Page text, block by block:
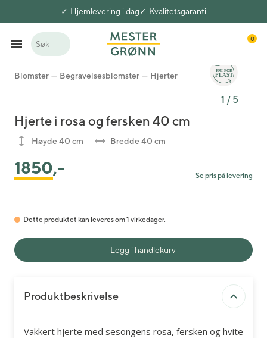
Hjemlevering i dag Kvalitetsgaranti
Søk
0
Blomster Begravelsesblomster Hjerter
1 / 5
Hjerte i rosa og fersken 40 cm
Høyde 40 cm Bredde 40 cm
1850,- Se pris på levering
Dette produktet kan leveres om 1 virkedager.
Legg i handlekurv
Produktbeskrivelse
Vakkert hjerte med sesongens rosa, fersken og hvite